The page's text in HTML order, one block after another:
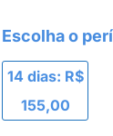
14 dias: R$
155,00